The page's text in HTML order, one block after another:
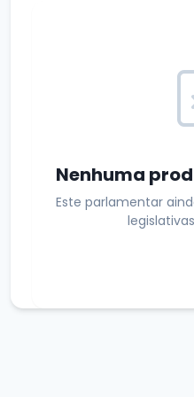
Nenhuma
Este parlamentar